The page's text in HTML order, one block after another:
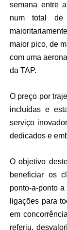
semana entre
num total de
maior pico, de
com uma
da TAP.
O preço por
incluídas e
serviço
dedicados e
O objetivo
beneficiar os
ponto-a-ponto
ligações para
em
referiu,